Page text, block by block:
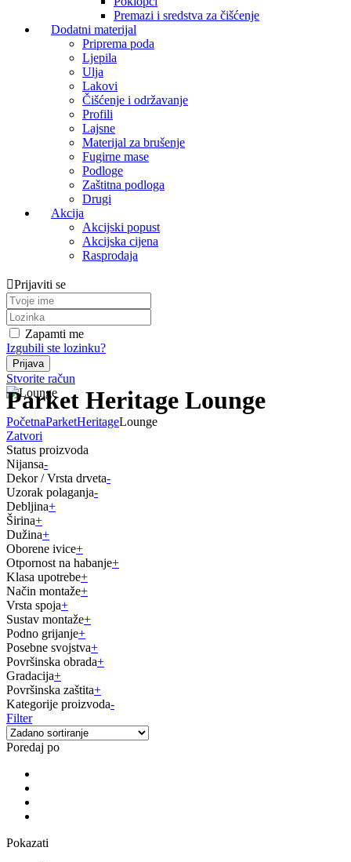
Premazi i sredstva za čišćenje
Dodatni materijal
Priprema poda
Ljepila
Ulja
Lakovi
Čišćenje i održavanje
Profili
Lajsne
Materijal za brušenje
Fugirne mase
Podloge
Zaštitna podloga
Drugi
Akcija
Akcijski popust
Akcijska cijena
Rasprodaja
Prijaviti se
Zapamti me
Izgubili ste lozinku?
Stvorite račun
Parket Heritage Lounge
PočetnaParketHeritageLounge
Zatvori
Status proizvoda
Nijansa-
Dekor / Vrsta drveta-
Uzorak polaganja-
Debljina+
Širina+
Dužina+
Oborene ivice+
Otpornost na habanje+
Klasa upotrebe+
Način montaže+
Vrsta spoja+
Sustav montaže+
Podno grijanje+
Posebne svojstva+
Površinska obrada+
Gradacija+
Površinska zaštita+
Kategorije proizvoda-
Filter
Poredaj po
Pokazati